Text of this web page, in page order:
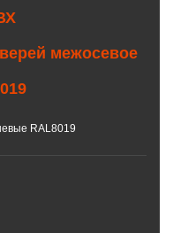
межосевое
RAL8019